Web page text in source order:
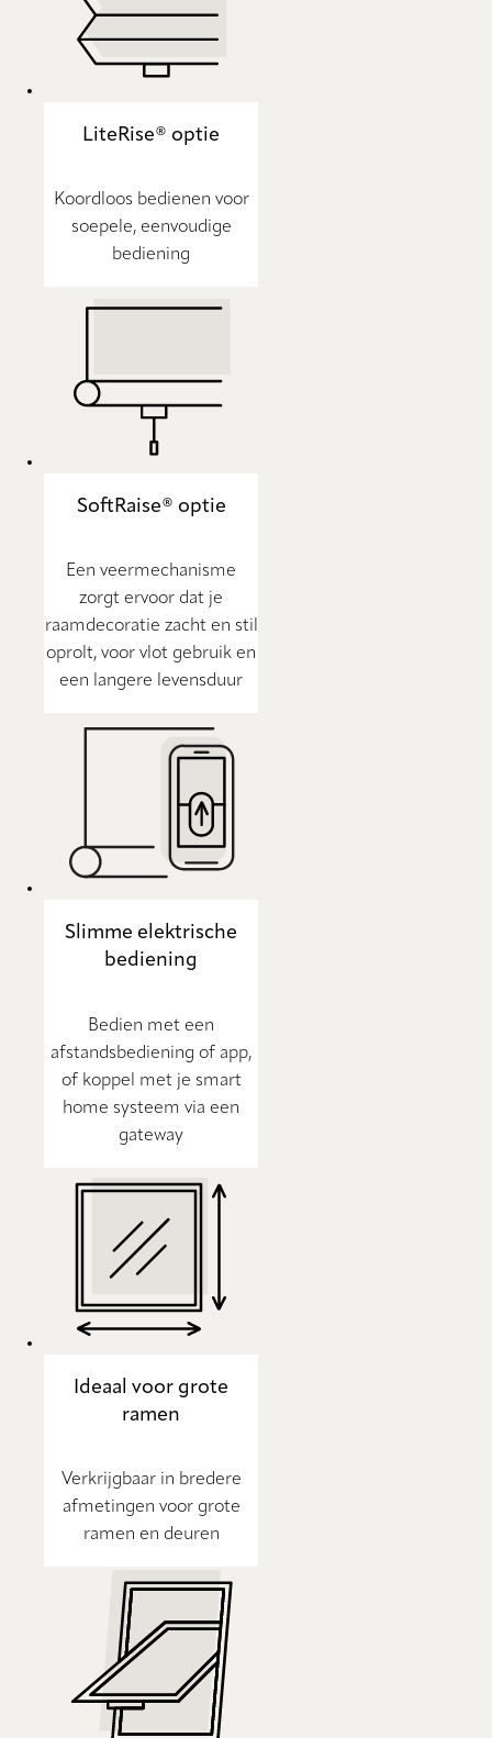
LiteRise® optie
Koordloos bedienen voor
soepele, eenvoudige
bediening
SoftRaise® optie
Een veermechanisme
zorgt ervoor dat je
raamdecoratie zacht en stil
oprolt, voor vlot gebruik en
een langere levensduur
Slimme elektrische
bediening
Bedien met een
afstandsbediening of app,
of koppel met je smart
home systeem via een
gateway
Ideaal voor grote
ramen
Verkrijgbaar in bredere
afmetingen voor grote
ramen en deuren